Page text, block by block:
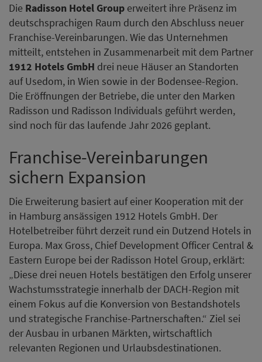
Die Radisson Hotel Group erweitert ihre Präsenz im
deutschsprachigen Raum durch den Abschluss neuer
Franchise-Vereinbarungen. Wie das Unternehmen
mitteilt, entstehen in Zusammenarbeit mit dem Partner
1912 Hotels GmbH drei neue Häuser an Standorten
auf Usedom, in Wien sowie in der Bodensee-Region.
Die Eröffnungen der Betriebe, die unter den Marken
Radisson und Radisson Individuals geführt werden,
sind noch für das laufende Jahr 2026 geplant.
Franchise-Vereinbarungen
sichern Expansion
Die Erweiterung basiert auf einer Kooperation mit der
in Hamburg ansässigen 1912 Hotels GmbH. Der
Hotelbetreiber führt derzeit rund ein Dutzend Hotels in
Europa. Max Gross, Chief Development Officer Central &
Eastern Europe bei der Radisson Hotel Group, erklärt:
„Diese drei neuen Hotels bestätigen den Erfolg unserer
Wachstumsstrategie innerhalb der DACH-Region mit
einem Fokus auf die Konversion von Bestandshotels
und strategische Franchise-Partnerschaften.“ Ziel sei
der Ausbau in urbanen Märkten, wirtschaftlich
relevanten Regionen und Urlaubsdestinationen.